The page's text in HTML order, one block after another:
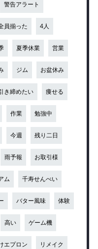
警告アラート
員揃った 4人
夏季休業 営業
ジム お盆休み
き締めたい 痩せる
作業 勉強中
今週 残り二日
雨予報 お取引様
ム 千寿せんべい
バター風味 体験
高い ゲーム機
エプロン リメイク